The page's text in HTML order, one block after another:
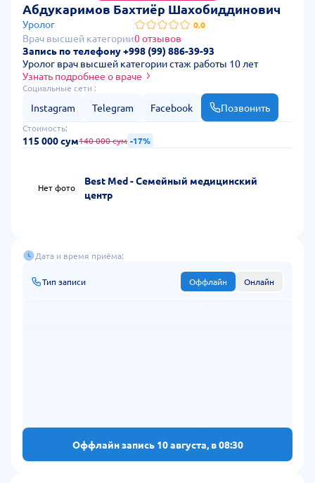
Абдукаримов Бахтиёр Шахобиддинович
Уролог
Врач высшей категории
0.0
0 отзывов
Запись по телефону +998 (99) 886-39-93
Уролог врач высшей категории стаж работы 10 лет
Узнать подробнее о враче
Социальные сети :
Instagram Telegram Facebook Позвонить
Стоимость:
115 000 сум140 000 сум -17%
Нет фото
Best Med - Семейный медицинский
центр
Дата и время приёма:
Тип записи Оффлайн Онлайн
Оффлайн запись 10 августа, в 08:30